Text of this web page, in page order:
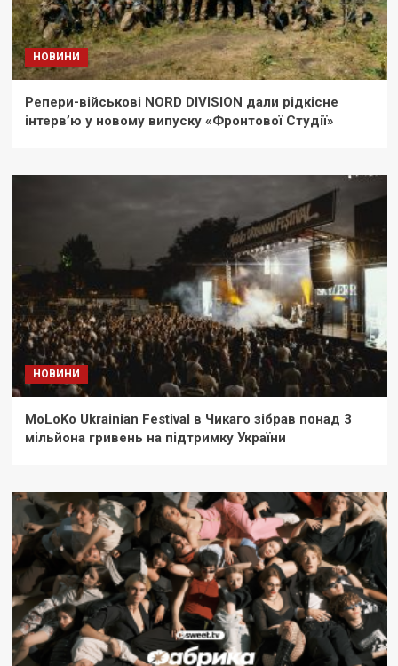
НОВИНИ
Репери-військові NORD DIVISION дали рідкісне
інтерв’ю у новому випуску «Фронтової Студії»
НОВИНИ
MoLoKo Ukrainian Festival в Чикаго зібрав понад 3
мільйона гривень на підтримку України